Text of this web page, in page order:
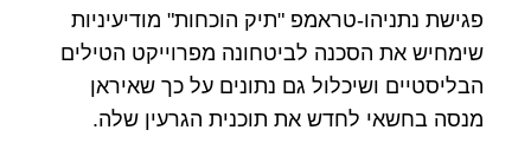
פגישת נתניהו-טראמפ "תיק הוכחות" מודיעיניות
שימחיש את הסכנה לביטחונה מפרוייקט הטילים
הבליסטיים ושיכלול גם נתונים על כך שאיראן
מנסה בחשאי לחדש את תוכנית הגרעין שלה.